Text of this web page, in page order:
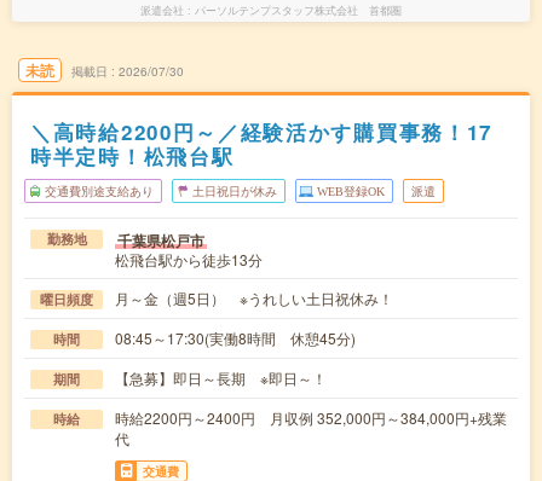
派遣会社 パーソルテンプスタッフ株式会社 首都圏
未読 掲載日 2026/07/30
＼高時給2200円～／経験活かす購買事務！17
時半定時！松飛台駅
交通費別途支給あり 土日祝日が休み WEB登録OK 派遣
勤務地 千葉県松戸市
松飛台駅から徒歩13分
曜日頻度 月～金（週5日） ※うれしい土日祝休み！
時間 08:45～17:30(実働8時間 休憩45分)
期間 【急募】即日～長期 ※即日～！
時給
時給2200円～2400円 月収例 352,000円～384,000円+残業
代
交通費